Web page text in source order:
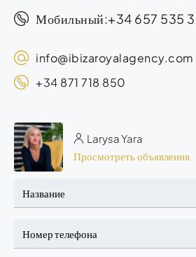
Мобильный:+34 657 535
info@ibizaroyalagency.com
+34 871 718 850
Larysa Yara
Просмотреть объявления